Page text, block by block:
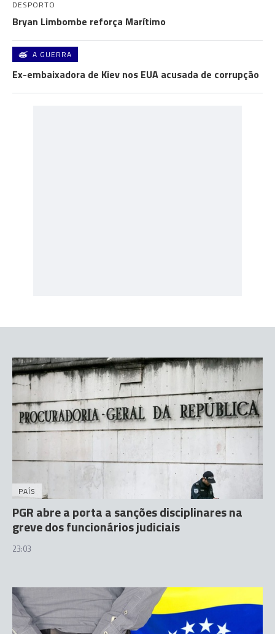
DESPORTO
Bryan Limbombe reforça Marítimo
A GUERRA
Ex-embaixadora de Kiev nos EUA acusada de corrupção
PAÍS
PGR abre a porta a sanções disciplinares na
greve dos funcionários judiciais
23:03